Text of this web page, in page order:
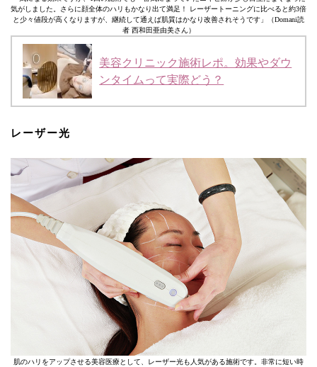
気がしました。さらに顔全体のハリもかなり出て満足！ レーザートーニングに比べると約3倍
と少々値段が高くなりますが、継続して通えば肌質はかなり改善されそうです」（Domani読
者 西和田亜由美さん）
美容クリニック施術レポ。効果やダウ
ンタイムって実際どう？
レーザー光
肌のハリをアップさせる美容医療として、レーザー光も人気がある施術です。非常に短い時